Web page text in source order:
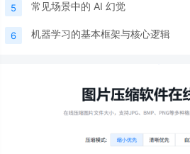
5 常见场景中的 AI 幻觉
6 机器学习的基本框架与核心逻辑